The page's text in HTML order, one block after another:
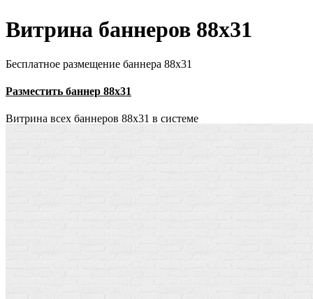
Витрина баннеров 88x31
Бесплатное размещение баннера 88х31
Разместить баннер 88х31
Витрина всех баннеров 88x31 в системе